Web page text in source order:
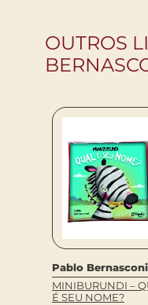
OUTROS
Pablo Bernasconi
MINIBURUNDI –
É SEU NOME?